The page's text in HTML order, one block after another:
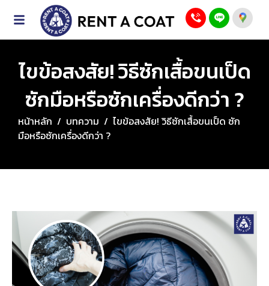
ไขข้อสงสัย! วิธีซักเสื้อขนเป็ด
ซักมือหรือซักเครื่องดีกว่า ?
หน้าหลัก / บทความ / ไขข้อสงสัย! วิธีซักเสื้อขนเป็ด ซัก
มือหรือซักเครื่องดีกว่า ?